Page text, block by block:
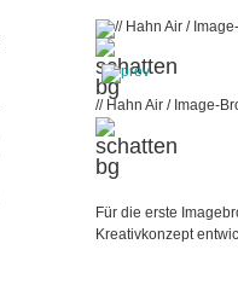
// Hahn Air / Image-
Für die erste
Kreativkonzept